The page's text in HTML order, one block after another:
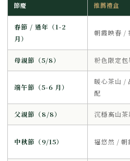
節慶 推薦禮盒
春節 / 過年（1-2
月）
朝霞映春 /
母親節（5/8） 粉色限定包
端午節（5-6 月）
暖心茶山 /
配
父親節（8/8） 沉穩高山茶
中秋節（9/15） 福悠然 / 朝